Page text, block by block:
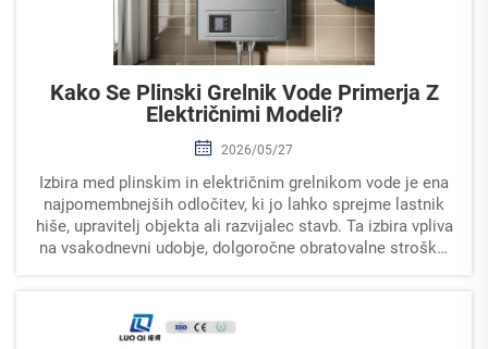
Kako Se Plinski Grelnik Vode Primerja Z
Električnimi Modeli?
2026/05/27
Izbira med plinskim in električnim grelnikom vode je ena
najpomembnejših odločitev, ki jo lahko sprejme lastnik
hiše, upravitelj objekta ali razvijalec stavb. Ta izbira vpliva
na vsakodnevni udobje, dolgoročne obratovalne stroške,